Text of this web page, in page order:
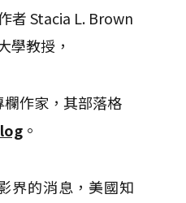
者 Stacia L. Brown
學教授，
欄作家，其部落格
。
界的消息，美國知